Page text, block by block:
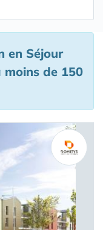
en Séjour
moins de 150